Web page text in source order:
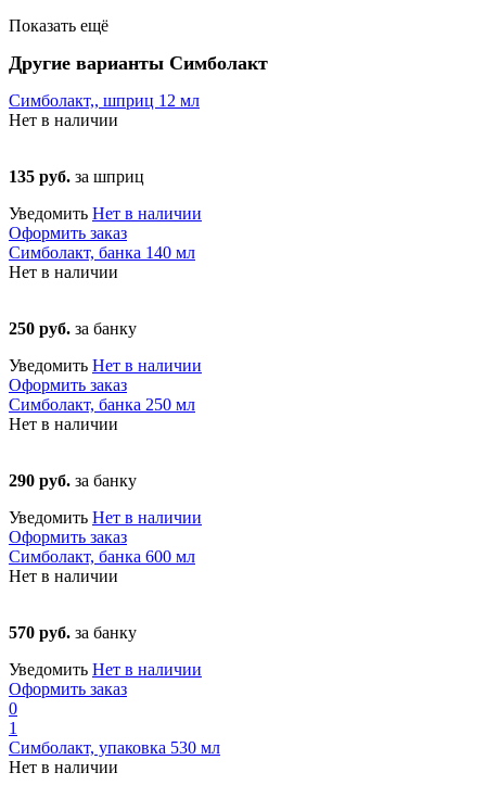
Показать ещё
Другие варианты Симболакт
Симболакт,, шприц 12 мл
Нет в наличии
135 руб. за шприц
Уведомить Нет в наличии
Оформить заказ
Симболакт, банка 140 мл
Нет в наличии
250 руб. за банку
Уведомить Нет в наличии
Оформить заказ
Симболакт, банка 250 мл
Нет в наличии
290 руб. за банку
Уведомить Нет в наличии
Оформить заказ
Симболакт, банка 600 мл
Нет в наличии
570 руб. за банку
Уведомить Нет в наличии
Оформить заказ
0
1
Симболакт, упаковка 530 мл
Нет в наличии